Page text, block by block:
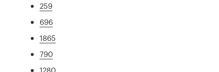
259
696
1865
790
1280